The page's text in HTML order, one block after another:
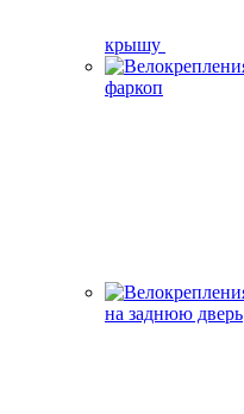
крышу
фаркоп
на заднюю дверь